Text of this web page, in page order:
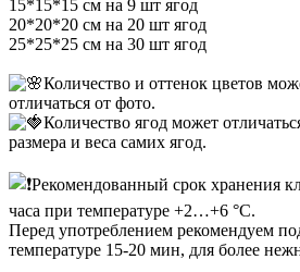
15*15*15 см на 9 шт ягод
20*20*20 см на 20 шт ягод
25*25*25 см на 30 шт ягод
Количество и оттенок цветов
отличаться от фото.
Количество ягод может
размера и веса самих ягод.
Рекомендованный срок хранения
часа при температуре +2…+6 °C.
Перед употреблением рекомендуем
температуре 15-20 мин, для более